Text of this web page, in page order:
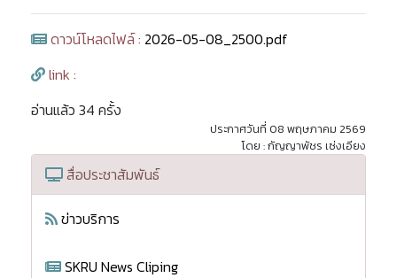
ดาวน์โหลดไฟล์ : 2026-05-08_2500.pdf
link :
อ่านแล้ว 34 ครั้ง
ประกาศวันที่ 08 พฤษภาคม 2569
โดย : กัญญาพัชร เซ่งเอียง
สื่อประชาสัมพันธ์
ข่าวบริการ
SKRU News Cliping